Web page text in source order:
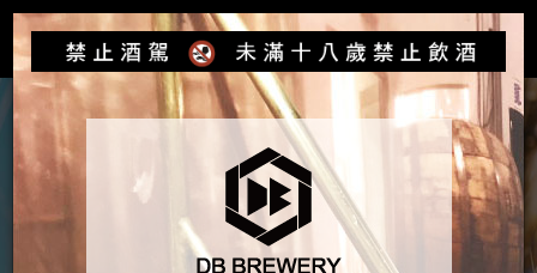
Toggle
產品介紹 DB通寧水